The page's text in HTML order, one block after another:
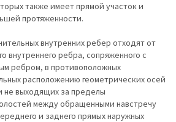
также имеет прямой участок и
протяженности.
внутренних ребер отходят от
внутреннего ребра, сопряженного с
ребром, в противоположных
расположению геометрических осей
не выходящих за пределы
между обращенными навстречу
и заднего прямых наружных